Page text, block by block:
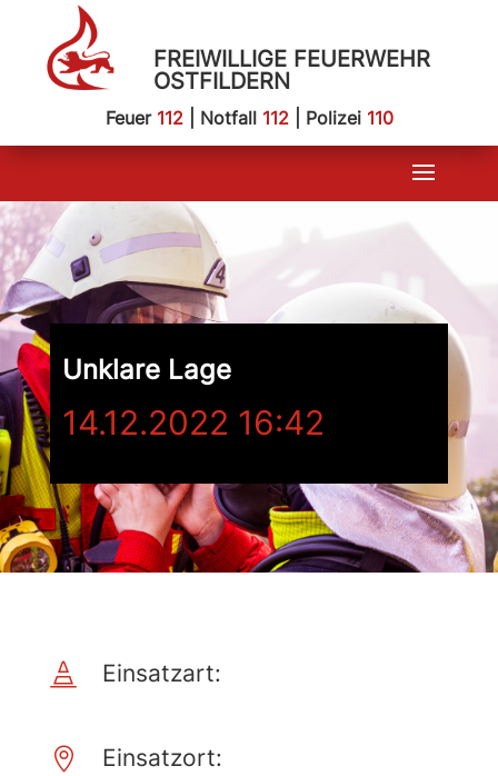
FREIWILLIGE FEUERWEHR
OSTFILDERN
Feuer 112| Notfall 112| Polizei 110
Unklare Lage
14.12.2022 16:42
 Einsatzart:
 Einsatzort: